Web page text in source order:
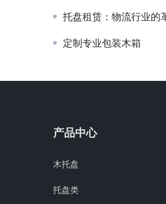
托盘租赁：物流行业的
定制专业包装木箱
产品中心
木托盘
托盘类